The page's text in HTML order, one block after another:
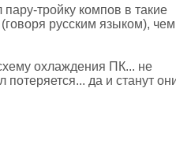
пару-тройку компов в такие
русским языком), чем
охлаждения ПК... не
да и станут